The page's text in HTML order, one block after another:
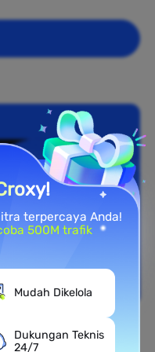
terpercaya Anda!
500M trafik
Mudah Dikelola
Dukungan Teknis
24/7